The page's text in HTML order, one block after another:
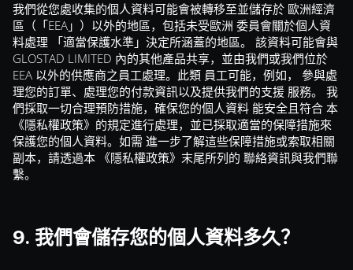
我們從您處收集的個人資料可能會被轉移至並儲存於 歐洲經濟
區（「EEA」）以外的地區，包括未受歐洲 委員會關於個人資
料處理 「適當保護水準」決定所涵蓋的地區。 該資料可能會與
GLOSTAD LIMITED 內的其他產品共享，並由我們或我們位於
EEA 以外的供應商之員工處理。此類 員工可能，例如， 參與處
理您的訂單、處理您的付款資訊以及提供我們的支援 服務。 我
們採取一切合理預防措施，確保您的個人資料 能安全且符合 本
《隱私權政策》的規定進行處理，並已採取適當的保障措施來
保護您的個人資料。如需 進一步了解這些保障措施或索取相關
副本，請透過本 《隱私權政策》末尾所列的 聯絡資訊與我們聯
繫。
9. 我們會儲存您的個人資料多久？